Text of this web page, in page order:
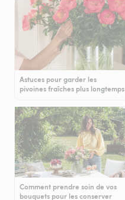
Astuces pour garder les
pivoines fraîches plus longtemps
Comment prendre soin de vos
bouquets pour les conserver